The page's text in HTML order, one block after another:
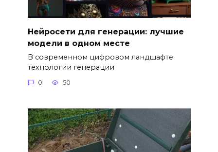
Нейросети для генерации: лучшие
модели в одном месте
В современном цифровом ландшафте
технологии генерации
0 50